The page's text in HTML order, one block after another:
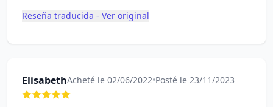
Reseña traducida - Ver original
ElisabethAcheté le 02/06/2022•Posté le 23/11/2023